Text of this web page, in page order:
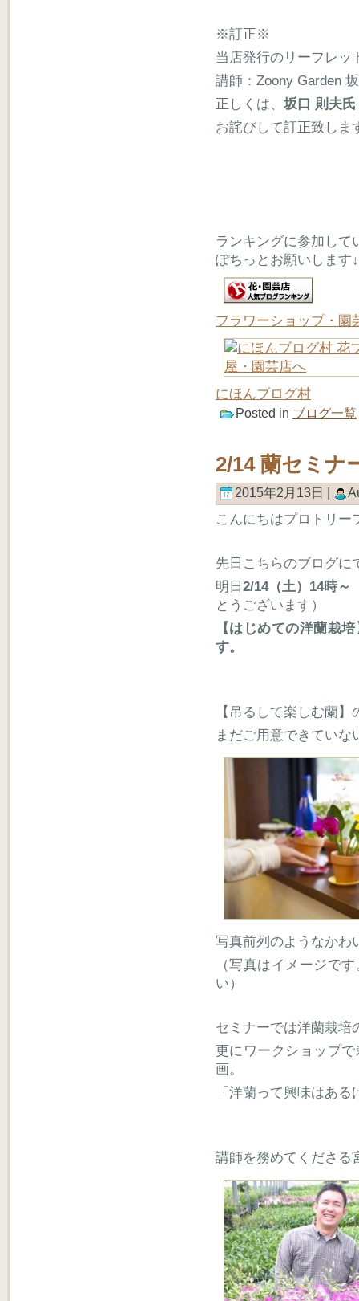
※訂正※
当店発行のリーフレッ
講師：Zoony Garden
正しくは、 坂口 則夫氏
お詫びして訂正致しま
ランキングに参加して
ぽちっとお願いします↓
フラワーショップ・園
にほんブログ村
Posted in ブログ一覧
2/14 蘭セミ
2015年2月13日 |
こんにちはプロトリー
先日こちらのブログに
明日2/14（土）14時～
とうございます）
【はじめての洋蘭栽
す。
【吊るして楽しむ蘭
まだご用意できていな
写真前列のようなかわ
（写真はイメージで
い）
セミナーでは洋蘭栽培
更にワークショップ
画。
「洋蘭って興味はあ
講師を務めてくださる